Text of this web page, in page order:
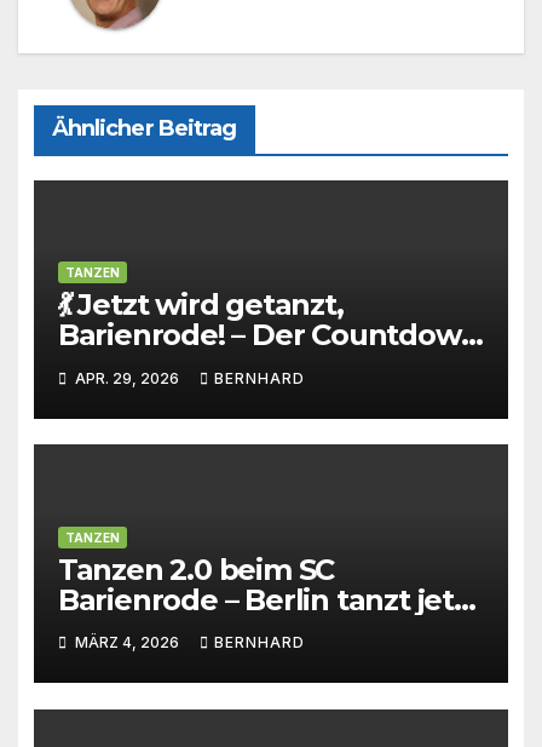
Ähnlicher Beitrag
TANZEN
💃 Jetzt wird getanzt,
Barienrode! – Der Countdown
läuft!
APR. 29, 2026 BERNHARD
TANZEN
Tanzen 2.0 beim SC
Barienrode – Berlin tanzt jetzt
in Barienrode
MÄRZ 4, 2026 BERNHARD